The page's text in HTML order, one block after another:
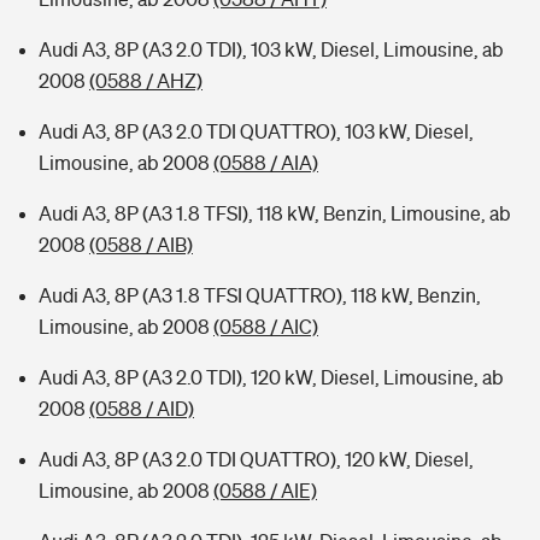
Audi A3, 8P (A3 2.0 TDI), 103 kW, Diesel, Limousine, ab
2008 (0588 / AHZ)
Audi A3, 8P (A3 2.0 TDI QUATTRO), 103 kW, Diesel,
Limousine, ab 2008 (0588 / AIA)
Audi A3, 8P (A3 1.8 TFSI), 118 kW, Benzin, Limousine, ab
2008 (0588 / AIB)
Audi A3, 8P (A3 1.8 TFSI QUATTRO), 118 kW, Benzin,
Limousine, ab 2008 (0588 / AIC)
Audi A3, 8P (A3 2.0 TDI), 120 kW, Diesel, Limousine, ab
2008 (0588 / AID)
Audi A3, 8P (A3 2.0 TDI QUATTRO), 120 kW, Diesel,
Limousine, ab 2008 (0588 / AIE)